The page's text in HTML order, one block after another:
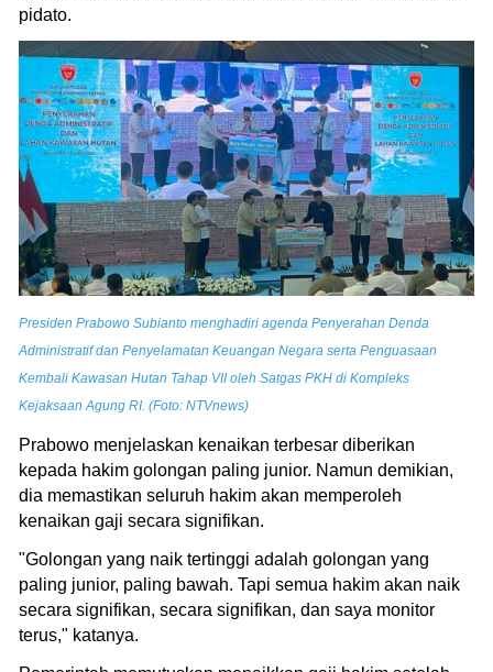
pidato.
Presiden Prabowo Subianto menghadiri agenda Penyerahan Denda
Administratif dan Penyelamatan Keuangan Negara serta Penguasaan
Kembali Kawasan Hutan Tahap VII oleh Satgas PKH di Kompleks
Kejaksaan Agung RI. (Foto: NTVnews)
Prabowo menjelaskan kenaikan terbesar diberikan
kepada hakim golongan paling junior. Namun demikian,
dia memastikan seluruh hakim akan memperoleh
kenaikan gaji secara signifikan.
"Golongan yang naik tertinggi adalah golongan yang
paling junior, paling bawah. Tapi semua hakim akan naik
secara signifikan, secara signifikan, dan saya monitor
terus," katanya.